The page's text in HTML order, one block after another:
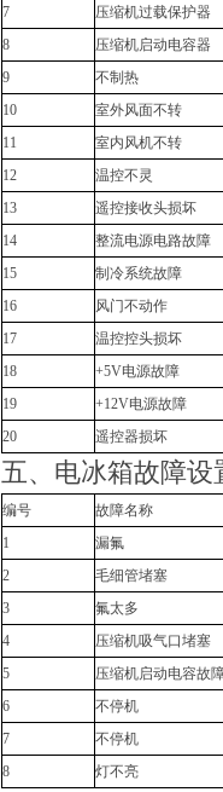
7
压缩机过载保护器
8
压缩机启动电容器
9
不制热
10
室外风面不转
11
室内风机不转
12
温控不灵
13
遥控接收头损坏
14
整流电源电路故障
15
制冷系统故障
16
风门不动作
17
温控控头损坏
18
+5V电源故障
19
+12V电源故障
20
遥控器损坏
五、电冰箱故障设
编号
故障名称
1
漏氟
2
毛细管堵塞
3
氟太多
4
压缩机吸气口堵塞
5
压缩机启动电容故
6
不停机
7
不停机
8
灯不亮